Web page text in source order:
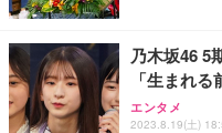
乃木坂46 5
「生まれ
エンタメ
2023.8.19(土)